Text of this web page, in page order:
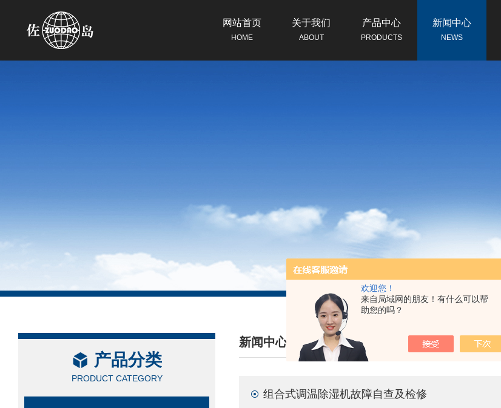
欢迎您！
来自局域网的朋友！有什么可以帮
助您的吗？
网站首页
HOME
关于我们
ABOUT
产品中心
PRODUCTS
新闻中心
NEWS
产品分类
PRODUCT CATEGORY
新闻中心
/ NEWS CENTER
组合式调温除湿机故障自查及检修